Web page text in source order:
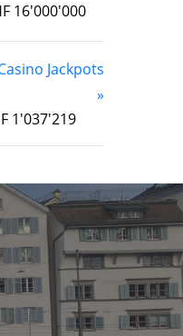
16'000'000
Jackpots
»
1'037'219